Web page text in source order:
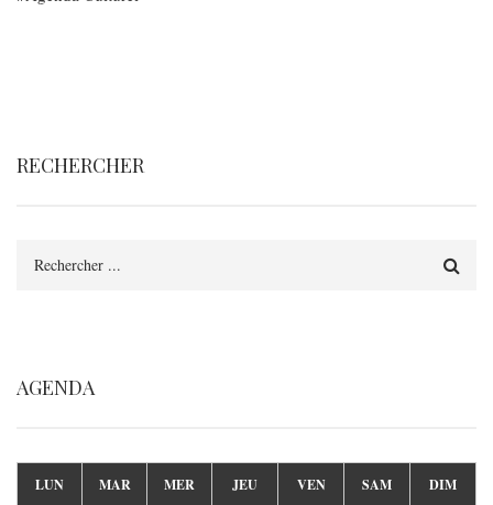
RECHERCHER
AGENDA
LUN MAR MER JEU VEN SAM DIM